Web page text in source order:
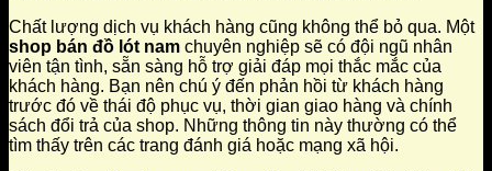
Chất lượng dịch vụ khách hàng cũng không thể bỏ qua. Một
shop bán đồ lót nam chuyên nghiệp sẽ có đội ngũ nhân
viên tận tình, sẵn sàng hỗ trợ giải đáp mọi thắc mắc của
khách hàng. Bạn nên chú ý đến phản hồi từ khách hàng
trước đó về thái độ phục vụ, thời gian giao hàng và chính
sách đổi trả của shop. Những thông tin này thường có thể
tìm thấy trên các trang đánh giá hoặc mạng xã hội.